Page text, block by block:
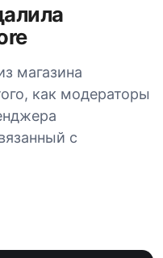
магазина
как модераторы
с